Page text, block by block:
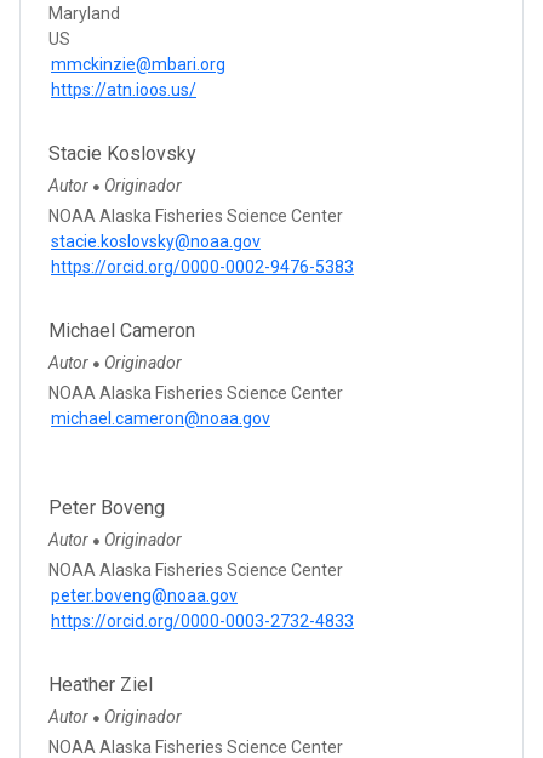
Maryland
US
mmckinzie@mbari.org
https://atn.ioos.us/
Stacie Koslovsky
Autor ● Originador
NOAA Alaska Fisheries Science Center
stacie.koslovsky@noaa.gov
https://orcid.org/0000-0002-9476-5383
Michael Cameron
Autor ● Originador
NOAA Alaska Fisheries Science Center
michael.cameron@noaa.gov
Peter Boveng
Autor ● Originador
NOAA Alaska Fisheries Science Center
peter.boveng@noaa.gov
https://orcid.org/0000-0003-2732-4833
Heather Ziel
Autor ● Originador
NOAA Alaska Fisheries Science Center